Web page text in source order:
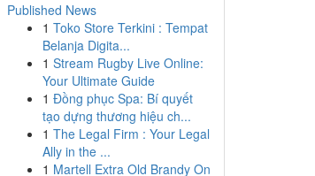
Published News
1 Toko Store Terkini : Tempat
Belanja Digita...
1 Stream Rugby Live Online:
Your Ultimate Guide
1 Đồng phục Spa: Bí quyết
tạo dựng thương hiệu ch...
1 The Legal Firm : Your Legal
Ally in the ...
1 Martell Extra Old Brandy On